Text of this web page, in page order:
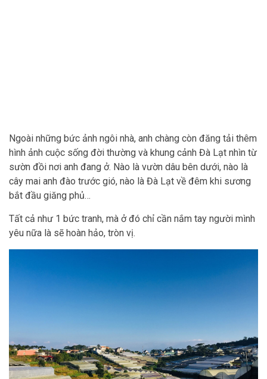
Ngoài những bức ảnh ngôi nhà, anh chàng còn đăng tải thêm
hình ảnh cuộc sống đời thường và khung cảnh Đà Lạt nhìn từ
sườn đồi nơi anh đang ở. Nào là vườn dâu bên dưới, nào là
cây mai anh đào trước gió, nào là Đà Lạt về đêm khi sương
bắt đầu giăng phủ…
Tất cả như 1 bức tranh, mà ở đó chỉ cần nắm tay người mình
yêu nữa là sẽ hoàn hảo, tròn vị.